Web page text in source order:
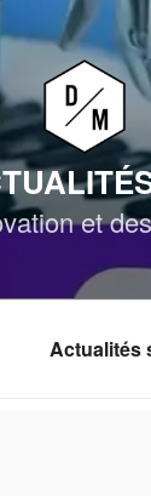
et
Actualités